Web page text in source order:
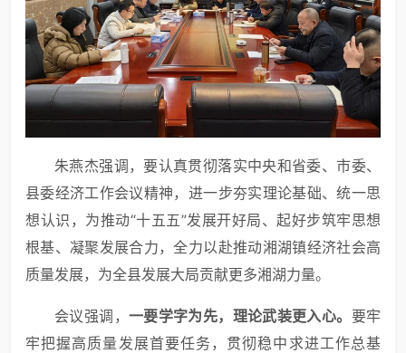
朱燕杰强调，要认真贯彻落实中央和省委、市委、
县委经济工作会议精神，进一步夯实理论基础、统一思
想认识，为推动“十五五”发展开好局、起好步筑牢思想
根基、凝聚发展合力，全力以赴推动湘湖镇经济社会高
质量发展，为全县发展大局贡献更多湘湖力量。
会议强调， 一要学字为先，理论武装更入心。 要牢
牢把握高质量发展首要任务，贯彻稳中求进工作总基